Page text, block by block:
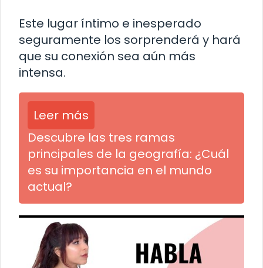
Este lugar íntimo e inesperado
seguramente los sorprenderá y hará
que su conexión sea aún más
intensa.
Leer más
Descubre las tres ramas
principales de la geografía: ¿Cuál
es su importancia en el mundo
actual?